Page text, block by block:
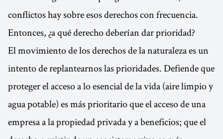
conflictos hay sobre esos derechos con frecuencia.
Entonces, ¿a qué derecho deberían dar prioridad?
El movimiento de los derechos de la naturaleza es un
intento de replantearnos las prioridades. Defiende que
proteger el acceso a lo esencial de la vida (aire limpio y
agua potable) es más prioritario que el acceso de una
empresa a la propiedad privada y a beneficios; que el